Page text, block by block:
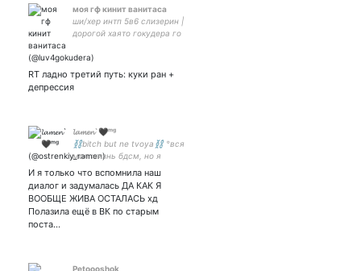
моя гф кинит ванитаса
ши/хер интп 5в6 слизерин |
дорогой хаято гокудера го
RT ладно третий путь: куки ран +
депрессия
𝓵𝓪𝓶𝓮𝓷`🖤ᵐᵍ
⛓bitch but ne tvoya⛓ °вся
моя жизнь бдсм, но я
°моё `wuv you° 🖤🌻 ²⁵⁰⁶²⁰°
И я только что вспомнила наш
диалог и задумалась ДА КАК Я
ВООБЩЕ ЖИВА ОСТАЛАСЬ хд
Полазила ещё в ВК по старым
поста…
Petooоshok